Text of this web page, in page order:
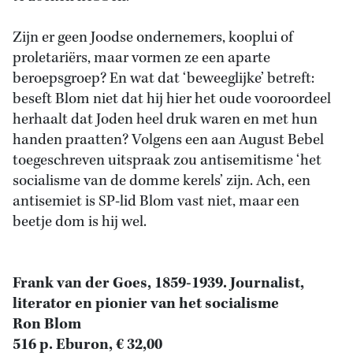
Zijn er geen Joodse ondernemers, kooplui of
proletariërs, maar vormen ze een aparte
beroepsgroep? En wat dat ‘beweeglijke’ betreft:
beseft Blom niet dat hij hier het oude vooroordeel
herhaalt dat Joden heel druk waren en met hun
handen praatten? Volgens een aan August Bebel
toegeschreven uitspraak zou antisemitisme ‘het
socialisme van de domme kerels’ zijn. Ach, een
antisemiet is SP-lid Blom vast niet, maar een
beetje dom is hij wel.
Frank van der Goes, 1859-1939. Journalist,
literator en pionier van het socialisme
Ron Blom
516 p. Eburon, € 32,00